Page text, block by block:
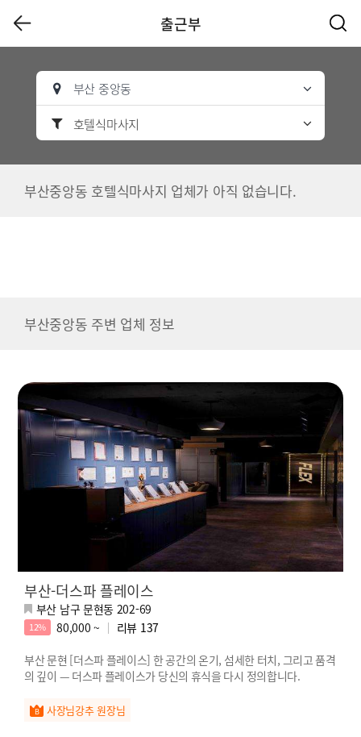
출근부
부산 중앙동
호텔식마사지
부산중앙동 호텔식마사지 업체가 아직 없습니다.
부산중앙동 주변 업체 정보
부산-더스파 플레이스
부산 남구 문현동 202-69
12% 80,000 ~ 리뷰 137
부산 문현 [더스파 플레이스] 한 공간의 온기, 섬세한 터치, 그리고 품격
의 깊이 — 더스파 플레이스가 당신의 휴식을 다시 정의합니다.
사장님강추 원장님